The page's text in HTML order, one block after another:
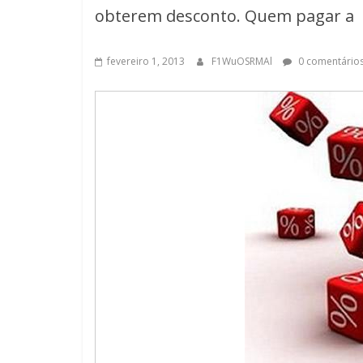
obterem desconto. Quem pagar a
fevereiro 1, 2013 F1WuOSRMAl 0